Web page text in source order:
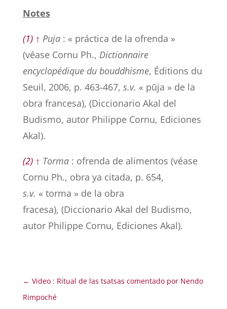
Notes
(1) ↑ Puja: « práctica de la ofrenda »
(véase Cornu Ph., Dictionnaire
encyclopédique du bouddhisme, Éditions du
Seuil, 2006, p. 463-467, s.v. « pūja » de la
obra francesa), (Diccionario Akal del
Budismo, autor Philippe Cornu, Ediciones
Akal).
(2) ↑ Torma: ofrenda de alimentos (véase
Cornu Ph., obra ya citada, p. 654,
s.v. « torma » de la obra
fracesa), (Diccionario Akal del Budismo,
autor Philippe Cornu, Ediciones Akal).
← Video : Ritual de las tsatsas comentado por Nendo
Rimpoché